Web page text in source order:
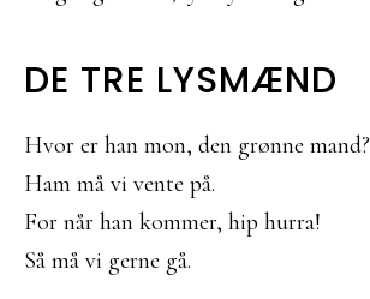
DE TRE LYSMÆND
Hvor er han mon, den grønne mand?
Ham må vi vente på.
For når han kommer, hip hurra!
Så må vi gerne gå.